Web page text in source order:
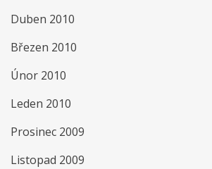
Duben 2010
Březen 2010
Únor 2010
Leden 2010
Prosinec 2009
Listopad 2009